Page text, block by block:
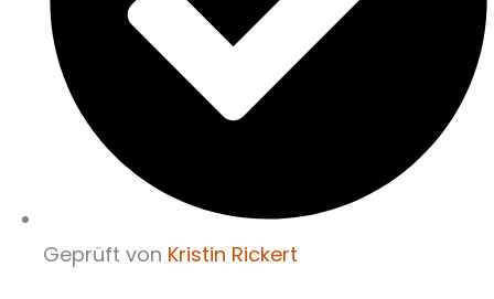
Geprüft von Kristin Rickert